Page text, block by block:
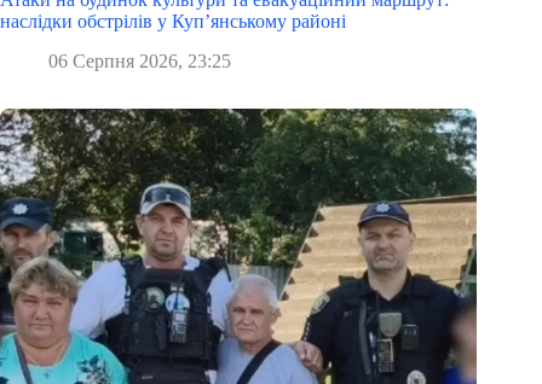
наслідки обстрілів у Куп’янському районі
06 Серпня 2026, 23:25